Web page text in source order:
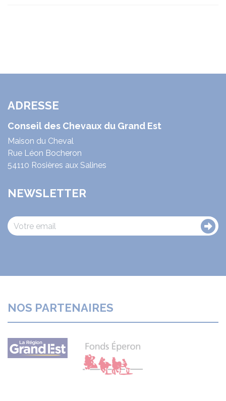
ADRESSE
Conseil des Chevaux du Grand Est
Maison du Cheval
Rue Léon Bocheron
54110 Rosières aux Salines
NEWSLETTER
NOS PARTENAIRES